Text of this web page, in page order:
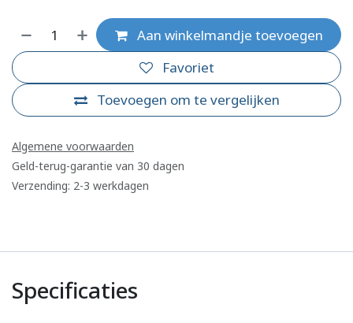
Aan winkelmandje toevoegen
Toevoegen om te vergelijken
Favoriet
Algemene voorwaarden
Geld-terug-garantie van 30 dagen
Verzending: 2-3 werkdagen
Specificaties